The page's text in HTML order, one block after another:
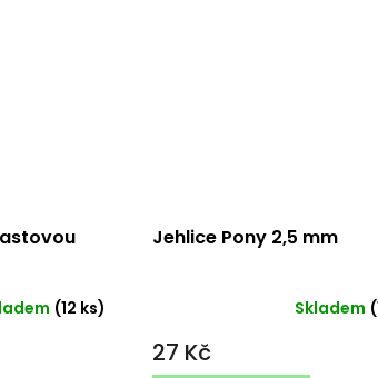
(12 ks)
Jehlice Pony 2,5 mm
Skladem
27 Kč